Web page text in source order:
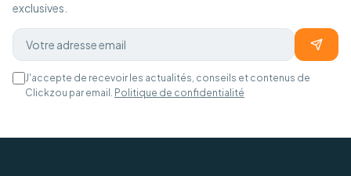
exclusives.
J'accepte de recevoir les actualités, conseils et contenus de
Clickzou par email. Politique de confidentialité